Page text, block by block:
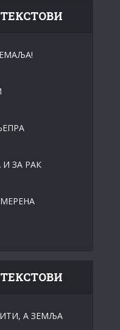
ЗА РАК
А ЗЕМЉА